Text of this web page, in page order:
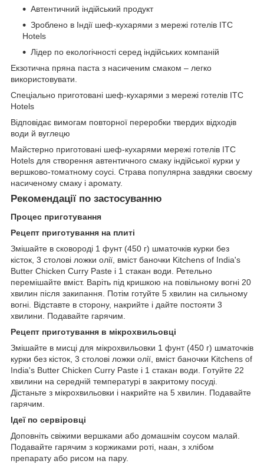
Автентичний індійський продукт
Зроблено в Індії шеф-кухарями з мережі готелів ITC
Hotels
Лідер по екологічності серед індійських компаній
Екзотична пряна паста з насиченим смаком – легко
використовувати.
Спеціально приготовані шеф-кухарями з мережі готелів ITC
Hotels
Відповідає вимогам повторної переробки твердих відходів
води й вуглецю
Майстерно приготовані шеф-кухарями мережі готелів ITC
Hotels для створення автентичного смаку індійської курки у
вершково-томатному соусі. Страва популярна завдяки своєму
насиченому смаку і аромату.
Рекомендації по застосуванню
Процес приготування
Рецепт приготування на плиті
Змішайте в сковороді 1 фунт (450 г) шматочків курки без
кісток, 3 столові ложки олії, вміст баночки Kitchens of India's
Butter Chicken Curry Paste і 1 стакан води. Ретельно
перемішайте вміст. Варіть під кришкою на повільному вогні 20
хвилин після закипання. Потім готуйте 5 хвилин на сильному
вогні. Відставте в сторону, накрийте і дайте постояти 3
хвилини. Подавайте гарячим.
Рецепт приготування в мікрохвильовці
Змішайте в мисці для мікрохвильовки 1 фунт (450 г) шматочків
курки без кісток, 3 столові ложки олії, вміст баночки Kitchens of
India's Butter Chicken Curry Paste і 1 стакан води. Готуйте 22
хвилини на середній температурі в закритому посуді.
Дістаньте з мікрохвильовки і накрийте на 5 хвилин. Подавайте
гарячим.
Ідеї по сервіровці
Доповніть свіжими вершками або домашнім соусом малай.
Подавайте гарячим з коржиками роті, наан, з хлібом
препарату або рисом на пару.